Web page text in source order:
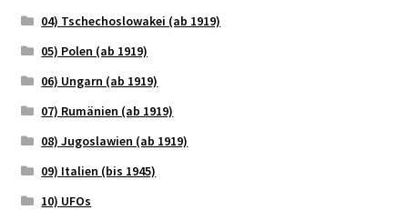
04) Tschechoslowakei (ab 1919)
05) Polen (ab 1919)
06) Ungarn (ab 1919)
07) Rumänien (ab 1919)
08) Jugoslawien (ab 1919)
09) Italien (bis 1945)
10) UFOs